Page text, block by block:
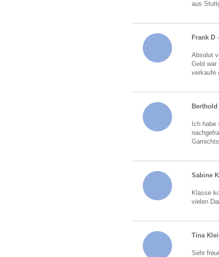
aus
Frank D
Absolut
Geld war
verkaufe
Ich
Sabine
Klasse
vielen
Tina
Sehr